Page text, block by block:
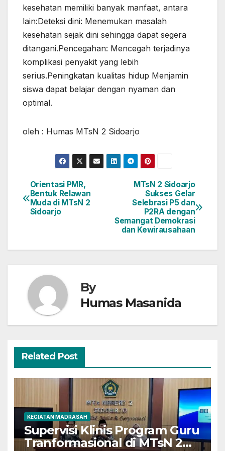
kesehatan memiliki banyak manfaat, antara
lain:Deteksi dini: Menemukan masalah
kesehatan sejak dini sehingga dapat segera
ditangani.Pencegahan: Mencegah terjadinya
komplikasi penyakit yang lebih
serius.Peningkatan kualitas hidup Menjamin
siswa dapat belajar dengan nyaman dan
optimal.
oleh : Humas MTsN 2 Sidoarjo
Navigasi
pos
MTsN 2 Sidoarjo
Sukses Gelar
Selebrasi P5 dan
P2RA dengan
Semangat Demokrasi
dan Kewirausahaan
Orientasi PMR,
Bentuk Relawan
Muda di MTsN 2
Sidoarjo
By
Humas Masanida
Related Post
KEGIATAN MADRASAH
Supervisi Klinis Program Guru
Tranformasional di MTsN 2